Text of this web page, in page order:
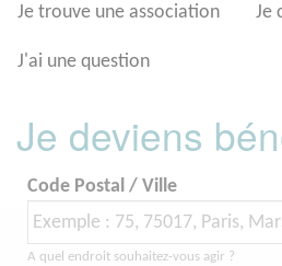
Je trouve une association Je
J'ai une question
Je deviens
Code Postal / Ville
A quel endroit souhaitez-vous agir ?